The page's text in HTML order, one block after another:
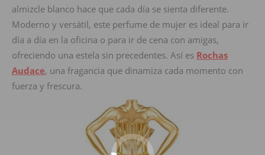
almizcle blanco hace que cada día se sienta diferente.
Moderno y versátil, este perfume de mujer es ideal para ir
día a día en la oficina o para ir de cena con amigas,
ofreciendo una estela sin precedentes. Así es Rochas
Audace, una fragancia que dinamiza cada momento con
fuerza y frescura.